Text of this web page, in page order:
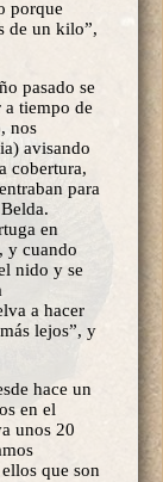
porque
de un kilo”,
pasado se
tiempo de
nos
avisando
cobertura,
para
en
y cuando
nido y se
a hacer
lejos”, y
hace un
en el
unos 20
que son